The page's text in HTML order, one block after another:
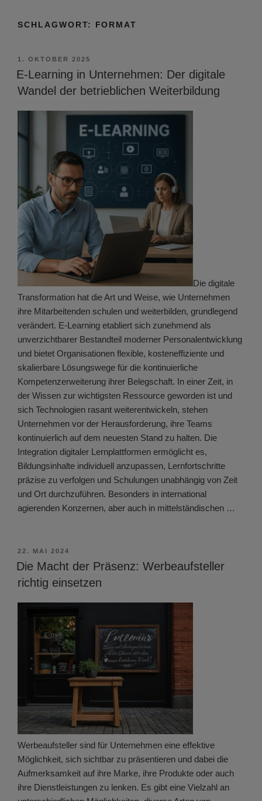
SCHLAGWORT: FORMAT
VERÖFFENTLICHT
AM
1. OKTOBER 2025
E-Learning in Unternehmen: Der digitale
Wandel der betrieblichen Weiterbildung
Die digitale
Transformation hat die Art und Weise, wie Unternehmen
ihre Mitarbeitenden schulen und weiterbilden, grundlegend
verändert. E-Learning etabliert sich zunehmend als
unverzichtbarer Bestandteil moderner Personalentwicklung
und bietet Organisationen flexible, kosteneffiziente und
skalierbare Lösungswege für die kontinuierliche
Kompetenzerweiterung ihrer Belegschaft. In einer Zeit, in
der Wissen zur wichtigsten Ressource geworden ist und
sich Technologien rasant weiterentwickeln, stehen
Unternehmen vor der Herausforderung, ihre Teams
kontinuierlich auf dem neuesten Stand zu halten. Die
Integration digitaler Lernplattformen ermöglicht es,
Bildungsinhalte individuell anzupassen, Lernfortschritte
präzise zu verfolgen und Schulungen unabhängig von Zeit
und Ort durchzuführen. Besonders in international
agierenden Konzernen, aber auch in mittelständischen …
VERÖFFENTLICHT
AM
22. MAI 2024
Die Macht der Präsenz: Werbeaufsteller
richtig einsetzen
Werbeaufsteller sind für Unternehmen eine effektive
Möglichkeit, sich sichtbar zu präsentieren und dabei die
Aufmerksamkeit auf ihre Marke, ihre Produkte oder auch
ihre Dienstleistungen zu lenken. Es gibt eine Vielzahl an